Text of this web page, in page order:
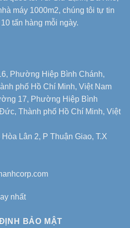
máy 1000m2, chúng tôi tự tin
tấn hàng mỗi ngày.
Phường Hiệp Bình Chánh,
phố Hồ Chí Minh, Việt Nam
17, Phường Hiệp Bình
Thành phố Hồ Chí Minh, Việt
Lân 2, P Thuận Giao, T.X
nhất
BẢO MẬT